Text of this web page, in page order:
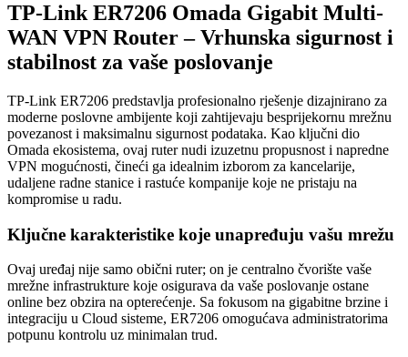
TP-Link ER7206 Omada Gigabit Multi-
WAN VPN Router – Vrhunska sigurnost i
stabilnost za vaše poslovanje
TP-Link ER7206 predstavlja profesionalno rješenje dizajnirano za
moderne poslovne ambijente koji zahtijevaju besprijekornu mrežnu
povezanost i maksimalnu sigurnost podataka. Kao ključni dio
Omada ekosistema, ovaj ruter nudi izuzetnu propusnost i napredne
VPN mogućnosti, čineći ga idealnim izborom za kancelarije,
udaljene radne stanice i rastuće kompanije koje ne pristaju na
kompromise u radu.
Ključne karakteristike koje unapređuju vašu mrežu
Ovaj uređaj nije samo obični ruter; on je centralno čvorište vaše
mrežne infrastrukture koje osigurava da vaše poslovanje ostane
online bez obzira na opterećenje. Sa fokusom na gigabitne brzine i
integraciju u Cloud sisteme, ER7206 omogućava administratorima
potpunu kontrolu uz minimalan trud.